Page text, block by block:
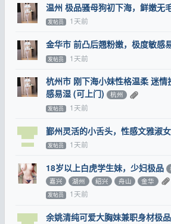
温州 极品骚母狗初下海，鲜嫩无
发帖员 1天前
金华市 前凸后翘粉嫩，极度敏感
发帖员 1天前
杭州市 刚下海小妹性格温柔 迷
感易湿 (可上门)
杭州
发帖员 1天前
鄞州灵活的小舌头，性感文雅淑
发帖员 1天前
18岁以上白虎学生妹，少妇极品
嘉兴
湖州 绍兴 舟山 金华
发帖员 1天前
余姚清纯可爱大胸妹兼职身材极